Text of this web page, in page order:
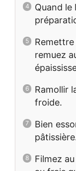
Quand le
remuez
Ramollir
froide.
Bien
Filmez